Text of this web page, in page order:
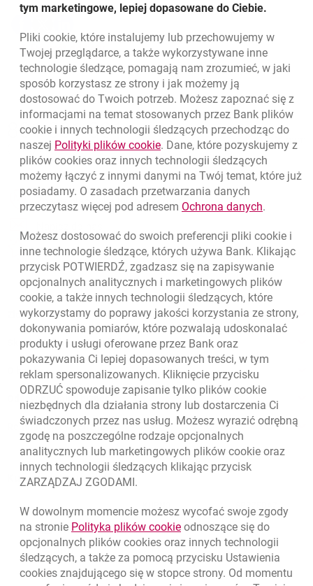
otwiera się w nowej karcie
otwiera się w nowej karcie
otwiera się w nowej karcie
Powrót do listy
Nawigacja dolna
Zadzwoń do nas
801 331 331
(+48) 22 598 40 40
Znajdź placówkę lub bankomat otwiera się w nowej karcie
Oceń nas otwiera się w nowej karcie
Złóż wniosek przez internet
Skontaktuj się ze Specjalistą
O banku
Kursy wymiany walut
Kursy wymiany walut. Data aktualizacji: 7.08.2026, 12:53:25
KUPNO SPRZEDAŻ
EUR 4.1346 4.4568
USD 3.8493
CHF 4.4312 4.7764
Odpowiedzialny biznes
Regulacje zewnętrzne
tym marketingowe, lepiej dopasowane do Ciebie.
Pliki cookie, które instalujemy lub przechowujemy w
Twojej przeglądarce, a także wykorzystywane inne
technologie śledzące, pomagają nam zrozumieć, w jaki
sposób korzystasz ze strony i jak możemy ją
dostosować do Twoich potrzeb. Możesz zapoznać się z
informacjami na temat stosowanych przez Bank plików
cookie i innych technologii śledzących przechodząc do
naszej Polityki plików cookielink otwiera się w nowym oknie
. Dane, które pozyskujemy z
plików cookies oraz innych technologii śledzących
możemy łączyć z innymi danymi na Twój temat, które już
posiadamy. O zasadach przetwarzania danych
przeczytasz więcej pod adresem Ochrona danychlink
.
Możesz dostosować do swoich preferencji pliki cookie i
inne technologie śledzące, których używa Bank. Klikając
przycisk POTWIERDŹ, zgadzasz się na zapisywanie
opcjonalnych analitycznych i marketingowych plików
cookie, a także innych technologii śledzących, które
wykorzystamy do poprawy jakości korzystania ze strony,
dokonywania pomiarów, które pozwalają udoskonalać
produkty i usługi oferowane przez Bank oraz
pokazywania Ci lepiej dopasowanych treści, w tym
reklam spersonalizowanych. Kliknięcie przycisku
ODRZUĆ spowoduje zapisanie tylko plików cookie
niezbędnych dla działania strony lub dostarczenia Ci
świadczonych przez nas usług. Możesz wyrazić odrębną
zgodę na poszczególne rodzaje opcjonalnych
analitycznych lub marketingowych plików cookie oraz
innych technologii śledzących klikając przycisk
ZARZĄDZAJ ZGODAMI.
W dowolnym momencie możesz wycofać swoje zgody
na stronie Polityka plików cookielink otwiera się w nowym
odnoszące się do
opcjonalnych plików cookies oraz innych technologii
śledzących, a także za pomocą przycisku Ustawienia
cookies znajdującego się w stopce strony. Od momentu